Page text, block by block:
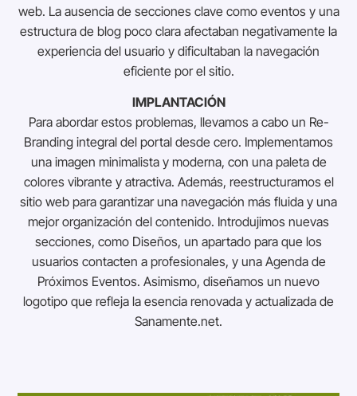
web. La ausencia de secciones clave como eventos y una
estructura de blog poco clara afectaban negativamente la
experiencia del usuario y dificultaban la navegación
eficiente por el sitio.
IMPLANTACIÓN
Para abordar estos problemas, llevamos a cabo un Re-
Branding integral del portal desde cero. Implementamos
una imagen minimalista y moderna, con una paleta de
colores vibrante y atractiva. Además, reestructuramos el
sitio web para garantizar una navegación más fluida y una
mejor organización del contenido. Introdujimos nuevas
secciones, como Diseños, un apartado para que los
usuarios contacten a profesionales, y una Agenda de
Próximos Eventos. Asimismo, diseñamos un nuevo
logotipo que refleja la esencia renovada y actualizada de
Sanamente.net.